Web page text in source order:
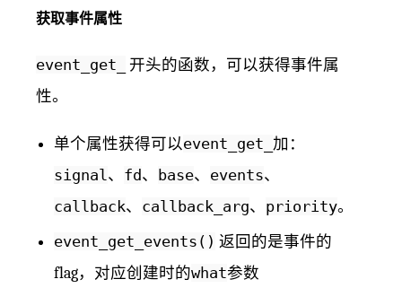
获取事件属性
event_get_
开头的函数，可以获得事件属
性。
单个属性获得可以event_get_ 加：
signal 、 fd、 base、 events、
callback、 callback_arg、 priority。
event_get_events() 返回的是事件的
flag，对应创建时的what参数